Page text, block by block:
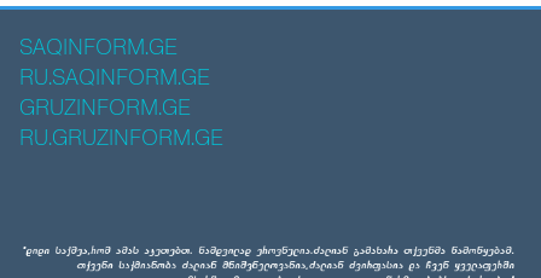
SAQINFORM.GE
RU.SAQINFORM.GE
GRUZINFORM.GE
RU.GRUZINFORM.GE